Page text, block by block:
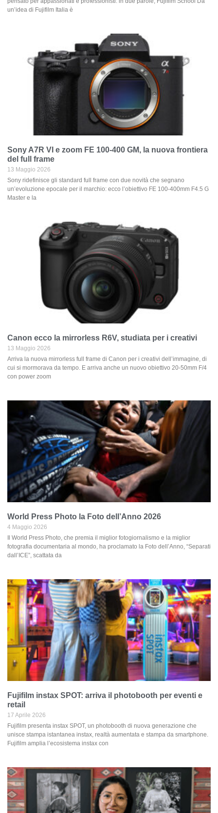
un’idea di Fujifilm Italia è
Sony A7R VI e zoom FE 100-400 GM, la nuova frontiera
del full frame
13 Maggio 2026
Sony ridefinisce gli standard full frame con due novità che segnano
un’evoluzione epocale per il marchio: ecco l’obiettivo FE 100-400mm F4.5 G
Master e la
Canon ecco la mirrorless R6V, studiata per i creativi
13 Maggio 2026
Arriva la nuova mirrorless full frame di Canon per i creativi dell’immagine, di
cui si mormorava da tempo. E arriva anche un nuovo obiettivo 20-50mm F/4
con power zoom
World Press Photo la Foto dell’Anno 2026
4 Maggio 2026
Il World Press Photo, che premia il miglior fotogiornalismo e la miglior
fotografia documentaria al mondo, ha proclamato la Foto dell’Anno, “Separati
dall’ICE”, scattata da
Fujifilm instax SPOT: arriva il photobooth per eventi e
retail
17 Aprile 2026
Fujifilm presenta instax SPOT, un photobooth di nuova generazione che
unisce stampa istantanea instax, realtà aumentata e stampa da smartphone.
Fujifilm amplia l’ecosistema instax con